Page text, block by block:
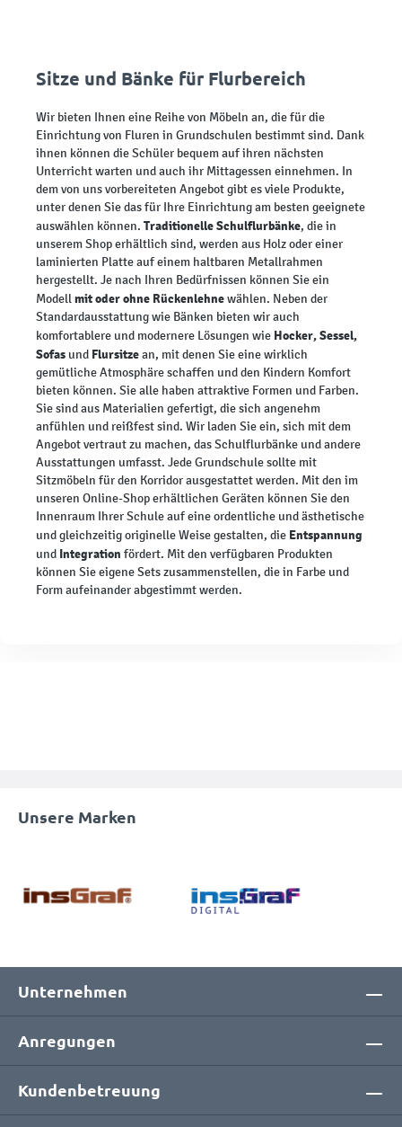
Sitze und Bänke für Flurbereich
Wir bieten Ihnen eine Reihe von Möbeln an, die für die
Einrichtung von Fluren in Grundschulen bestimmt sind. Dank
ihnen können die Schüler bequem auf ihren nächsten
Unterricht warten und auch ihr Mittagessen einnehmen. In
dem von uns vorbereiteten Angebot gibt es viele Produkte,
unter denen Sie das für Ihre Einrichtung am besten geeignete
auswählen können. Traditionelle Schulflurbänke, die in
unserem Shop erhältlich sind, werden aus Holz oder einer
laminierten Platte auf einem haltbaren Metallrahmen
hergestellt. Je nach Ihren Bedürfnissen können Sie ein
Modellmit oder ohne Rückenlehnewählen. Neben der
Standardausstattung wie Bänken bieten wir auch
komfortablere und modernere Lösungen wie Hocker, Sessel,
Sofas und Flursitzean, mit denen Sie eine wirklich
gemütliche Atmosphäre schaffen und den Kindern Komfort
bieten können. Sie alle haben attraktive Formen und Farben.
Sie sind aus Materialien gefertigt, die sich angenehm
anfühlen und reißfest sind. Wir laden Sie ein, sich mit dem
Angebot vertraut zu machen, das Schulflurbänke und andere
Ausstattungen umfasst. Jede Grundschule sollte mit
Sitzmöbeln für den Korridor ausgestattet werden. Mit den im
unseren Online-Shop erhältlichen Geräten können Sie den
Innenraum Ihrer Schule auf eine ordentliche und ästhetische
und gleichzeitig originelle Weise gestalten, die Entspannung
und Integration fördert. Mit den verfügbaren Produkten
können Sie eigene Sets zusammenstellen, die in Farbe und
Form aufeinander abgestimmt werden.
Unsere Marken
Unternehmen
Anregungen
Kundenbetreuung